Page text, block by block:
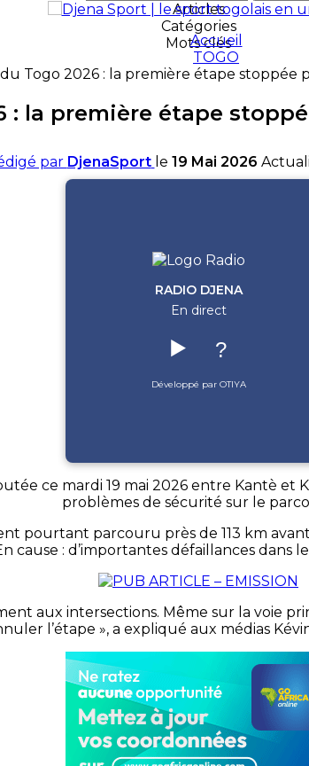
Articles
Catégories
Mots clés
Accueil
TOGO
Togo 2026 : la première étape stoppée
: la première étape
par DjenaSport le 19 Mai 2026
RADIO DJENA
En direct
▶️ ?
Développé par OTIYA
ce mardi 19 mai 2026 entre Kantè et
problèmes de sécurité sur le
pourtant parcouru près de 113 km
cause : d’importantes défaillances dans
aux intersections. Même sur la voie
l’étape », a expliqué aux médias